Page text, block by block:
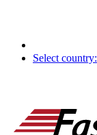
Select country: